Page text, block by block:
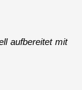
aufbereitet mit